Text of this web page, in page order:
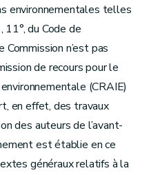
environnementales telles
11°, du Code de
Commission n’est pas
de recours pour le
(CRAIE)
en effet, des travaux
des auteurs de l’avant-
est établie en ce
généraux relatifs à la